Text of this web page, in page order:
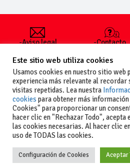
-Aviso legal
generales
de uso
-Política de
privacidad
-Política de
cookies
-Contacto
publicar un
anuncio
-Vende+
Copyright La guia
Este sitio web utiliza cookies
Usamos cookies en nuestro sitio web
experiencia más relevante al recordar
visitas repetidas. Lea nuestra
cookies para obtener más
Cookies" para proporcionar un
hacer clic en "Rechazar Todo", acepta
las cookies necesarias. Al hacer clic
uso de TODAS las cookies.
Configuración de Cookies Aceptar